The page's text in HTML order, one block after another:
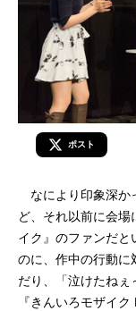
ポスト
なにより印象深か
ど、それ以前に会
イク』のファンだと
のに、作中の行動に
だり、「泣けたねぇ
『きんいろモザイ